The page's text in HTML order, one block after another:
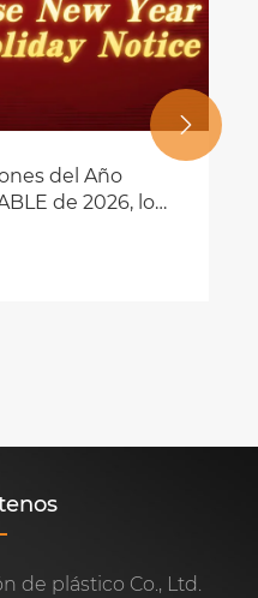
del Año
de 2026, lo

de plástico Co., Ltd.